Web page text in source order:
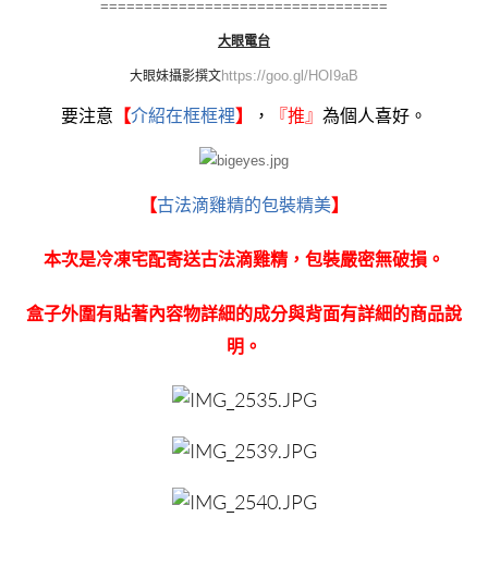
=================================
大眼電台
大眼妹攝影撰文https://goo.gl/HOI9aB
要注意 【介紹在框框裡】 ， 『推』 為個人喜好。
【古法滴雞精的包裝精美】
本次是冷凍宅配寄送古法滴雞精，包裝嚴密無破損。
盒子外圍有貼著內容物詳細的成分與背面有詳細的商品說
明。